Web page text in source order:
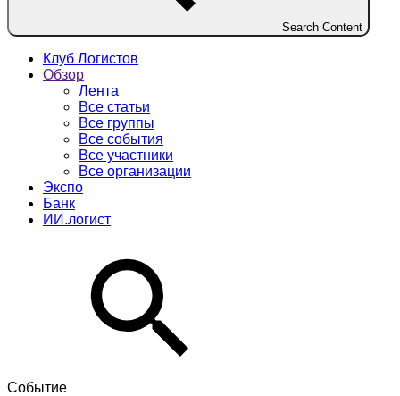
Search Content
Клуб Логистов
Обзор
Лента
Все статьи
Все группы
Все события
Все участники
Все организации
Экспо
Банк
ИИ.логист
Событие